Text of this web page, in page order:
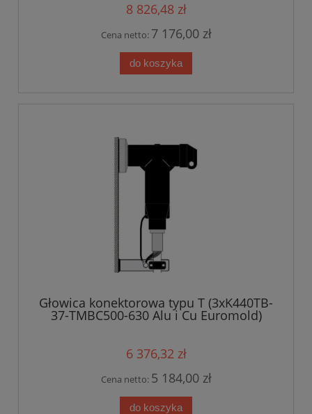
8 826,48 zł
Cena netto: 7 176,00 zł
do koszyka
Głowica konektorowa typu T (3xK440TB-
37-TMBC500-630 Alu i Cu Euromold)
6 376,32 zł
Cena netto: 5 184,00 zł
do koszyka